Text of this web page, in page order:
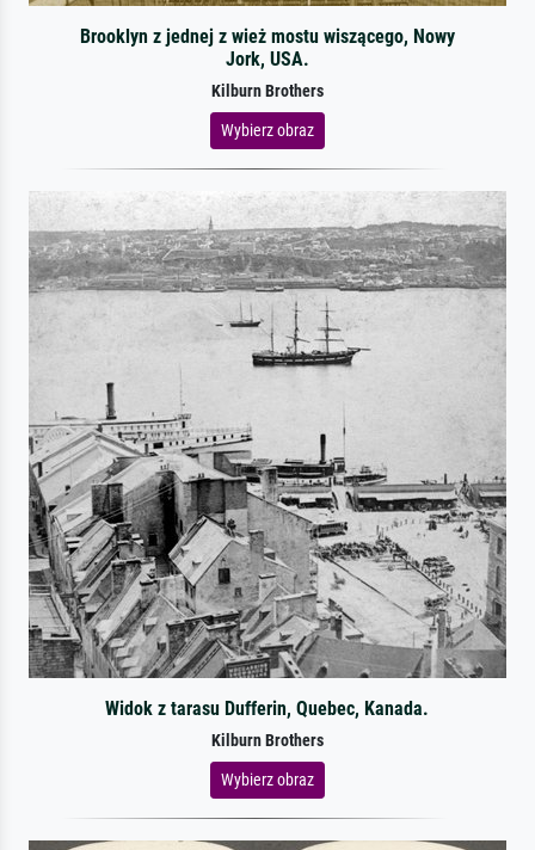
Brooklyn z jednej z wież mostu wiszącego, Nowy
Jork, USA.
Kilburn Brothers
Wybierz obraz
Widok z tarasu Dufferin, Quebec, Kanada.
Kilburn Brothers
Wybierz obraz